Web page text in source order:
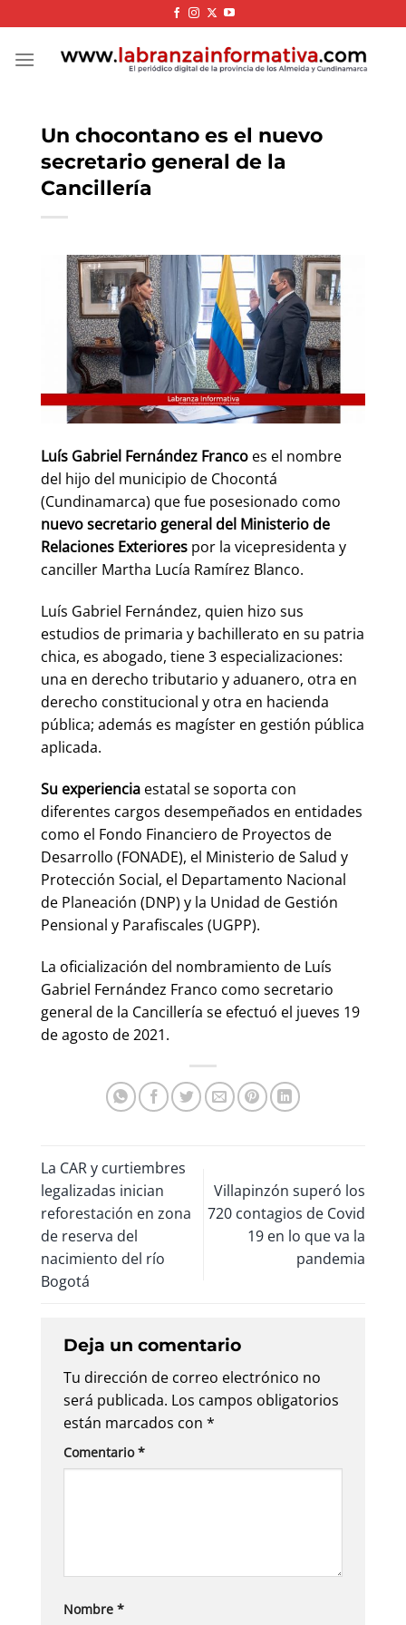
to
content
Un chocontano es el nuevo
secretario general de la
Cancillería
Luís Gabriel Fernández Franco es el nombre
del hijo del municipio de Chocontá
(Cundinamarca) que fue posesionado como
nuevo secretario general del Ministerio de
Relaciones Exteriores por la vicepresidenta y
canciller Martha Lucía Ramírez Blanco.
Luís Gabriel Fernández, quien hizo sus
estudios de primaria y bachillerato en su patria
chica, es abogado, tiene 3 especializaciones:
una en derecho tributario y aduanero, otra en
derecho constitucional y otra en hacienda
pública; además es magíster en gestión pública
aplicada.
Su experiencia estatal se soporta con
diferentes cargos desempeñados en entidades
como el Fondo Financiero de Proyectos de
Desarrollo (FONADE), el Ministerio de Salud y
Protección Social, el Departamento Nacional
de Planeación (DNP) y la Unidad de Gestión
Pensional y Parafiscales (UGPP).
La oficialización del nombramiento de Luís
Gabriel Fernández Franco como secretario
general de la Cancillería se efectuó el jueves 19
de agosto de 2021.
La CAR y curtiembres
legalizadas inician
reforestación en zona
de reserva del
nacimiento del río
Bogotá
Villapinzón superó los
720 contagios de Covid
19 en lo que va la
pandemia
Deja un comentario
Tu dirección de correo electrónico no
será publicada. Los campos obligatorios
están marcados con *
Comentario*
Nombre *